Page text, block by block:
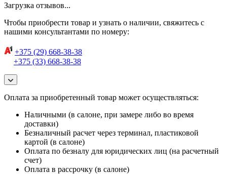
Загрузка отзывов...
Чтобы приобрести товар и узнать о наличии, свяжитесь с
нашими консультантами по номеру:
+375 (29) 668-38-38
+375 (33) 668-38-38
Оплата за приобретенный товар может осуществляться:
Наличными (в салоне, при замере либо во время
доставки)
Безналичный расчет через терминал, пластиковой
картой (в салоне)
Оплата по безналу для юридических лиц (на расчетный
счет)
Оплата в рассрочку (в салоне)